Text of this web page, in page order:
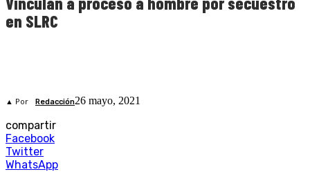
en SLRC
▲ Por Redacción26 mayo, 2021
compartir
Facebook
Twitter
WhatsApp